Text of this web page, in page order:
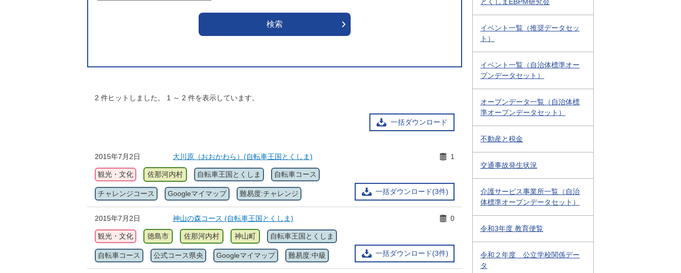
2 件ヒットしました。 1 ～ 2 件を表示しています。
一括ダウンロード
2015年7月2日 大川原（おおかわら）(自転車王国とくしま)
一括ダウンロード(3件)
1
観光・文化 佐那河内村 自転車王国とくしま 自転車コース
チャレンジコース Googleマイマップ 難易度:チャレンジ
2015年7月2日 神山の森コース (自転車王国とくしま)
一括ダウンロード(3件)
0
観光・文化 徳島市 佐那河内村 神山町 自転車王国とくしま
自転車コース 公式コース県央 Googleマイマップ 難易度:中級
イベント一覧（推奨データセッ
ト）
イベント一覧（自治体標準オー
プンデータセット）
オープンデータ一覧（自治体標
準オープンデータセット）
不動産と税金
交通事故発生状況
介護サービス事業所一覧（自治
体標準オープンデータセット）
令和3年度 教育便覧
令和２年度 公立学校関係デー
タ